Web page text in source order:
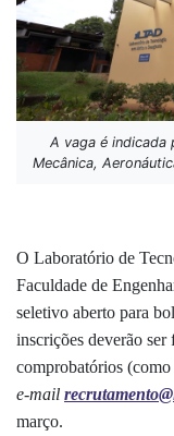
A vaga é indicada
Mecânica,
O Laboratório de
Faculdade de
seletivo aberto para
inscrições deverão
comprobatórios
e-mail
março.